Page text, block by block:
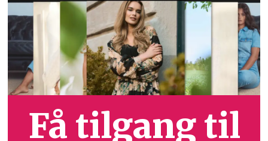
Få tilgang til